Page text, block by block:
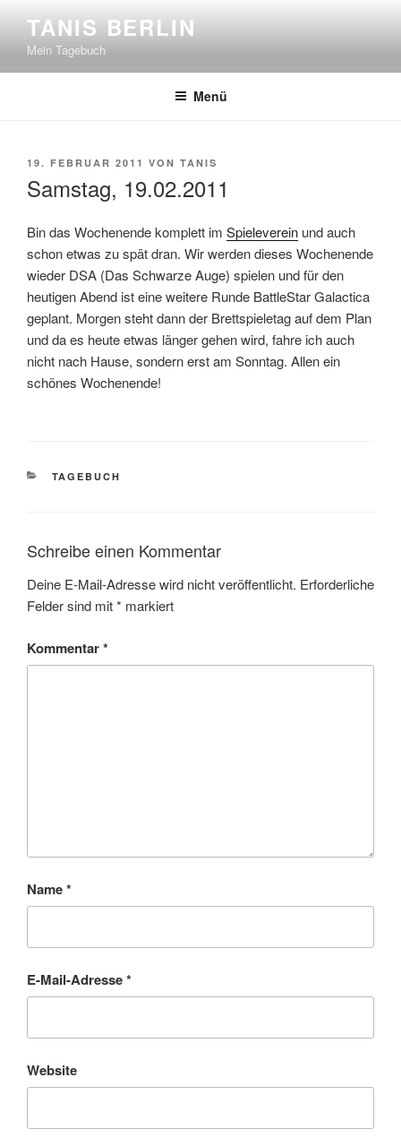
springen
TANIS BERLIN
Mein Tagebuch
Menü
VERÖFFENTLICHT
19. FEBRUAR 2011 VON TANIS
Samstag, 19.02.2011
Bin das Wochenende komplett im Spieleverein und auch
schon etwas zu spät dran. Wir werden dieses Wochenende
wieder DSA (Das Schwarze Auge) spielen und für den
heutigen Abend ist eine weitere Runde BattleStar Galactica
geplant. Morgen steht dann der Brettspieletag auf dem Plan
und da es heute etwas länger gehen wird, fahre ich auch
nicht nach Hause, sondern erst am Sonntag. Allen ein
schönes Wochenende!
KATEGORIEN
TAGEBUCH
Schreibe einen Kommentar
Deine E-Mail-Adresse wird nicht veröffentlicht. Erforderliche
Felder sind mit* markiert
Kommentar*
Name*
E-Mail-Adresse*
Website